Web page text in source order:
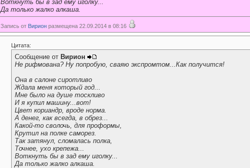
Воткнуть бы в зад ему иголку...
Да только жалко алкаша.
Запись от Вирион размещена 22.09.2014 в 08:16
Цитата:
Сообщение от Вирион
Не рифмована? Ну попробую, сваяю экспромтом...Как получится!
Она в салоне сиротливо
Ждала меня который год...
Мне было на душе тоскливо
И я купил машину...вот!
Цвет кориандр, вроде норма.
А денег, как всегда, в обрез...
Какой-то сволочь, для проформы,
Крутил на полке саморез.
Так затянул, сломалась полка,
Точнее, ухо крепежа...
Воткнуть бы в зад ему иголку...
Да только жалко алкаша.